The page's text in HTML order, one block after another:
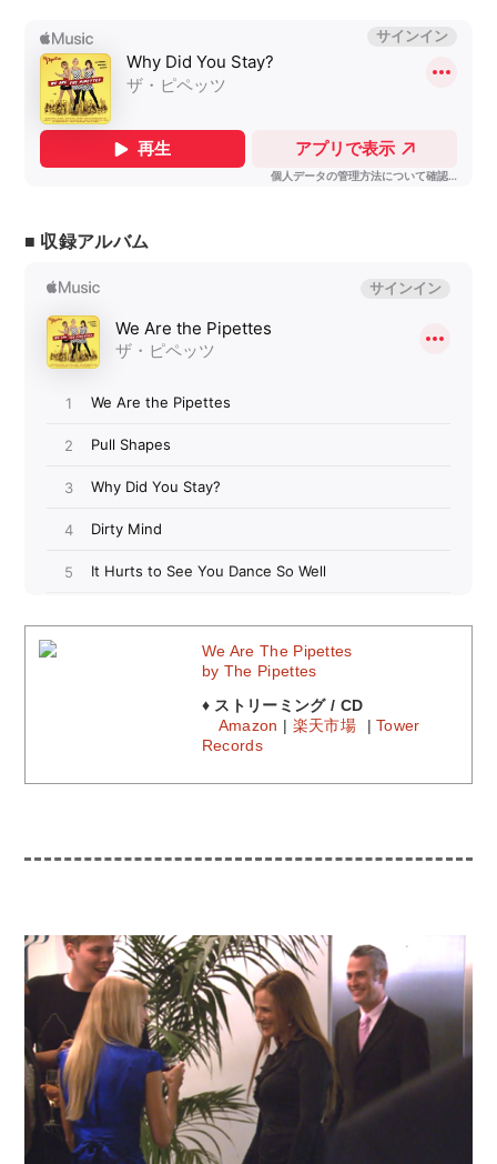
■ 収録アルバム
We Are The Pipettes
by The Pipettes
♦ ストリーミング / CD
Amazon
楽天市場 |Tower
Records